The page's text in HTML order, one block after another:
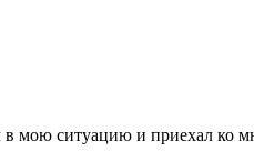
мою ситуацию и приехал ко